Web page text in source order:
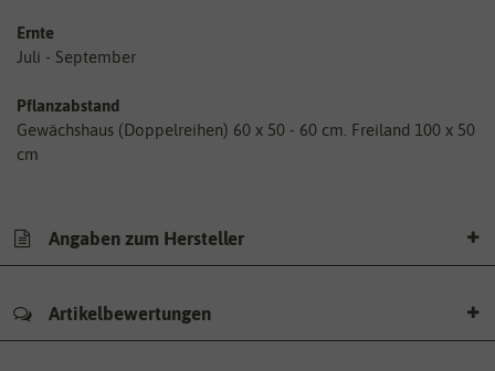
Ernte
Juli - September
Pflanzabstand
Gewächshaus (Doppelreihen) 60 x 50 - 60 cm. Freiland 100 x 50
cm
Angaben zum Hersteller
Artikelbewertungen